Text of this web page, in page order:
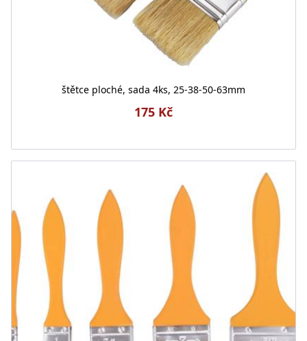
štětce ploché, sada 4ks, 25-38-50-63mm
175 Kč